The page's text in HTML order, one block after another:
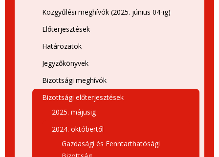
Közgyűlési meghívók (2025. június 04-ig)
Előterjesztések
Határozatok
Jegyzőkönyvek
Bizottsági meghívók
Bizottsági előterjesztések
2025. májusig
2024. októbertől
Gazdasági és Fenntarthatósági